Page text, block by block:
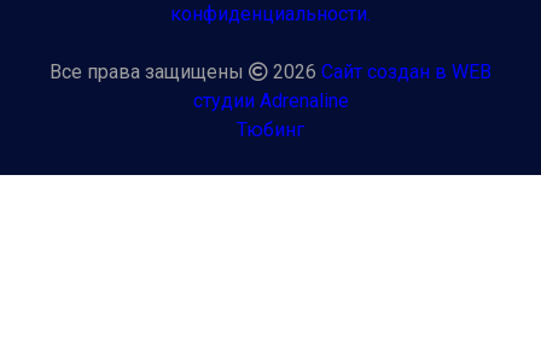
конфиденциальности.
Все права защищены 2026 Сайт создан в WEB
студии Adrenaline
Тюбинг